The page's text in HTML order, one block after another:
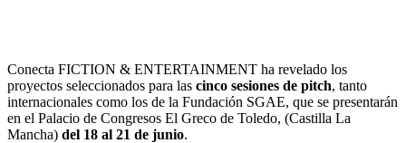
Conecta FICTION & ENTERTAINMENT ha revelado los
proyectos seleccionados para las cinco sesiones de pitch, tanto
internacionales como los de la Fundación SGAE, que se presentarán
en el Palacio de Congresos El Greco de Toledo, (Castilla La
Mancha) del 18 al 21 de junio.